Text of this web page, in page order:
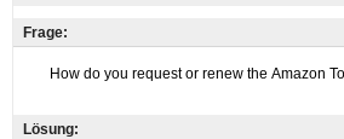
Frage:
Lösung: